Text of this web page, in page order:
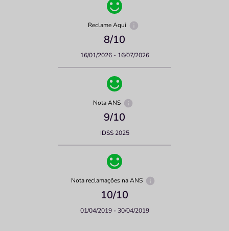
Reclame Aqui
8/10
16/01/2026 - 16/07/2026
Nota ANS
9/10
IDSS 2025
Nota reclamações na ANS
10/10
01/04/2019 - 30/04/2019